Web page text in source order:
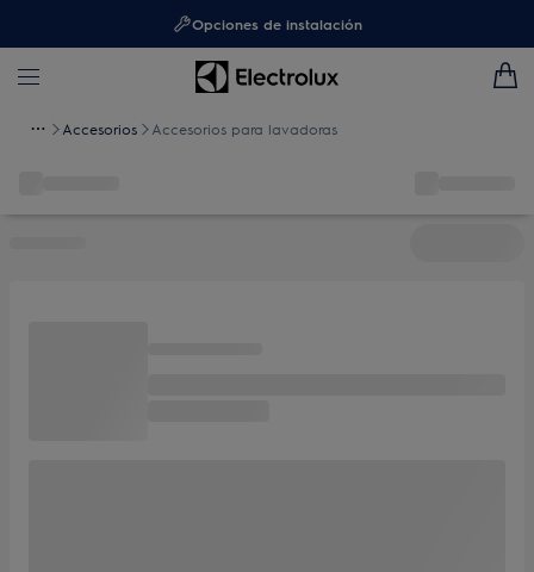
Opciones de instalación
Accesorios Accesorios para lavadoras